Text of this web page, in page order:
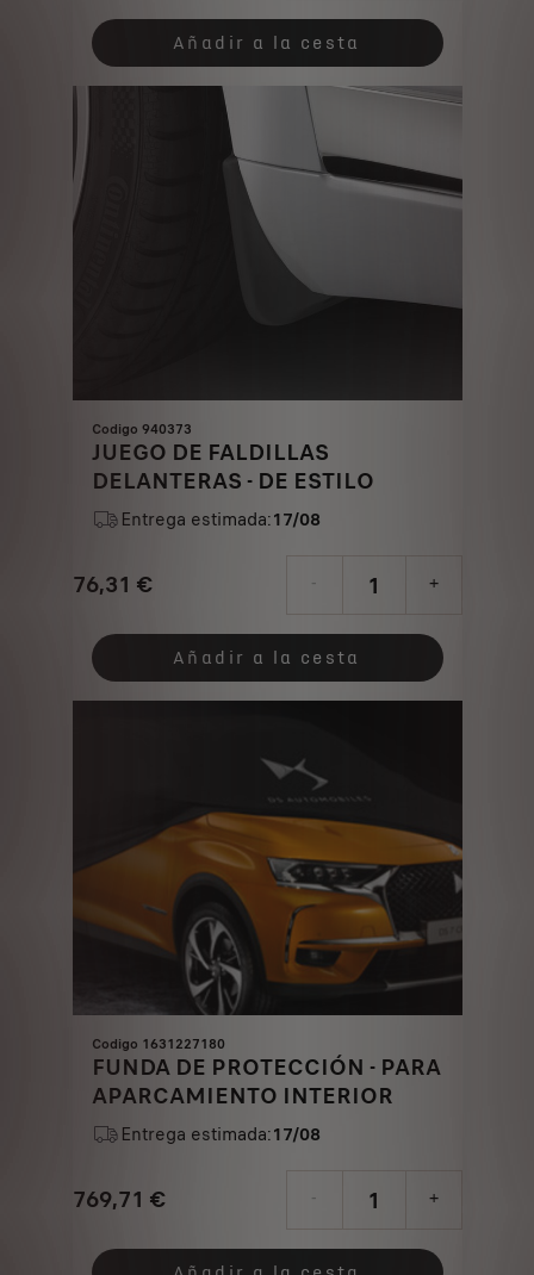
Price
68,12
Quantity
updated
Añadir a la cesta
Codigo 940373
JUEGO DE FALDILLAS
DELANTERAS - DE ESTILO
Entrega estimada:17/08
76,31 €
Price
76,31
- +
Quantity
updated
Añadir a la cesta
Codigo 1631227180
FUNDA DE PROTECCIÓN - PARA
APARCAMIENTO INTERIOR
Entrega estimada:17/08
769,71 €
Price
- +
Quantity